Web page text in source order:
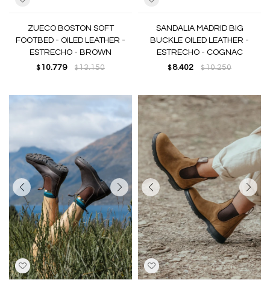
ZUECO BOSTON SOFT
FOOTBED - OILED LEATHER -
ESTRECHO - BROWN
$ 10.779 $13.150
SANDALIA MADRID BIG
BUCKLE OILED LEATHER -
ESTRECHO - COGNAC
$ 8.402 $10.250